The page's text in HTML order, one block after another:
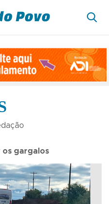
os gargalos